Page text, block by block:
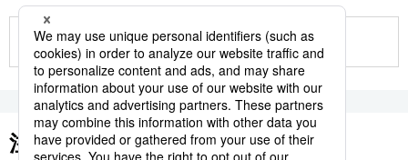
もっと見る
注目のキーワード